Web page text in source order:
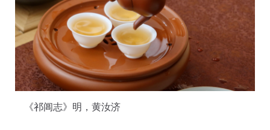
《祁阊志》明，黄汝济